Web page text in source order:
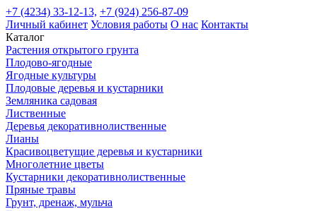
+7 (4234) 33-12-13, +7 (924) 256-87-09
Личный кабинет Условия работы О нас Контакты
Каталог
Растения открытого грунта
Плодово-ягодные
Ягодные культуры
Плодовые деревья и кустарники
Земляника садовая
Лиственные
Деревья декоративнолиственные
Лианы
Красивоцветущие деревья и кустарники
Многолетние цветы
Кустарники декоративнолиственные
Пряные травы
Грунт, дренаж, мульча